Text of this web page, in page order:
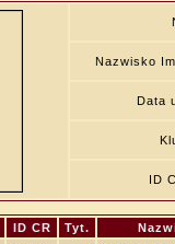
Nazwisko
Data
ID
ID CR Tyt.